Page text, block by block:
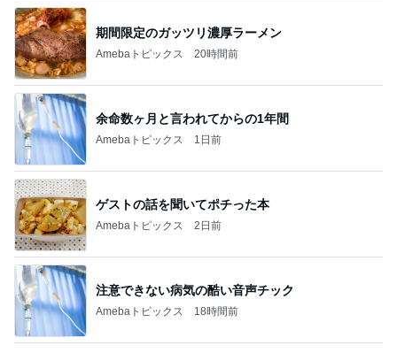
期間限定のガッツリ濃厚ラーメン
Amebaトピックス 20時間前
余命数ヶ月と言われてからの1年間
Amebaトピックス 1日前
ゲストの話を聞いてポチった本
Amebaトピックス 2日前
注意できない病気の酷い音声チック
Amebaトピックス 18時間前